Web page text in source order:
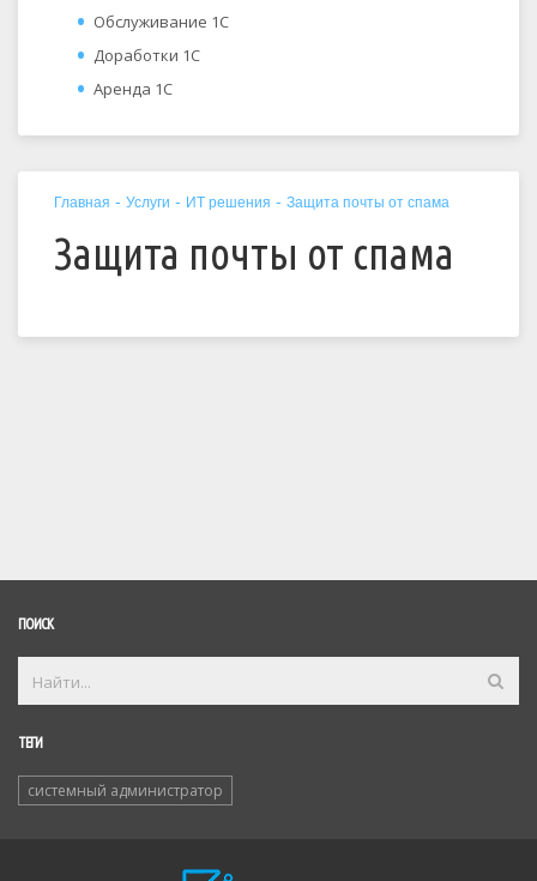
Обслуживание 1С
Доработки 1С
Аренда 1С
Главная - Услуги - ИТ решения - Защита почты от спама
Защита почты от спама
ПОИСК
ТЕГИ
системный администратор